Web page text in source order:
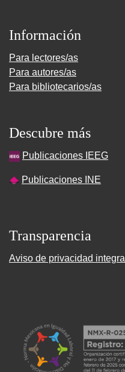
Información
Para lectores/as
Para autores/as
Para bibliotecarios/as
Descubre más
Publicaciones IEEG
Publicaciones INE
Transparencia
Aviso de privacidad integral